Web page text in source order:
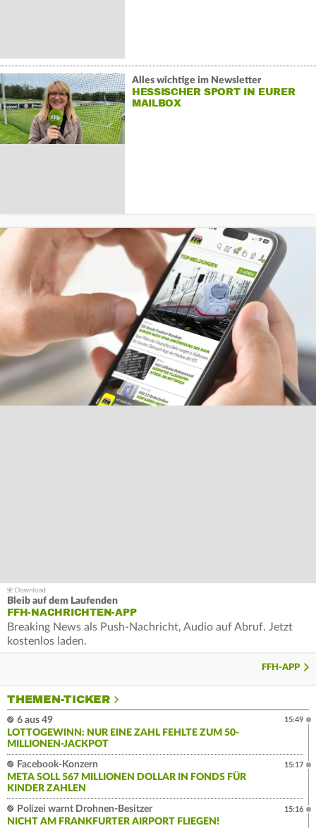
Alles wichtige im Newsletter
HESSISCHER SPORT IN EURER
MAILBOX
Bleib auf dem Laufenden
FFH-NACHRICHTEN-APP
Breaking News als Push-Nachricht, Audio auf Abruf. Jetzt
kostenlos laden.
FFH-APP
THEMEN-TICKER
6 aus 49
LOTTOGEWINN: NUR EINE ZAHL FEHLTE ZUM 50-
MILLIONEN-JACKPOT
15:49
Facebook-Konzern
META SOLL 567 MILLIONEN DOLLAR IN FONDS FÜR
KINDER ZAHLEN
15:17
Polizei warnt Drohnen-Besitzer
NICHT AM FRANKFURTER AIRPORT FLIEGEN!
15:16